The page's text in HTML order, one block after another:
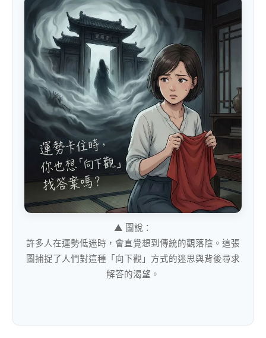
▲ 圖說：
許多人在運勢低迷時，會直覺想到傳統的觀落陰。這張
圖捕捉了人們對這種「向下觀」方式的迷思與背後尋求
解答的渴望。